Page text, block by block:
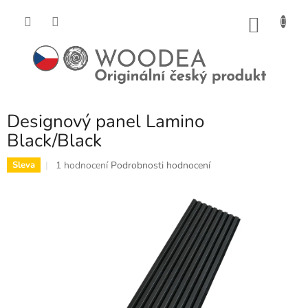
Designový panel Lamino
Black/Black
Sleva
Průměrné
1 hodnocení Podrobnosti hodnocení